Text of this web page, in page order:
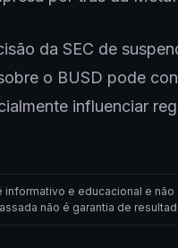
da SEC de
o BUSD pode
influenciar
informativo e educacional e
não é garantia de